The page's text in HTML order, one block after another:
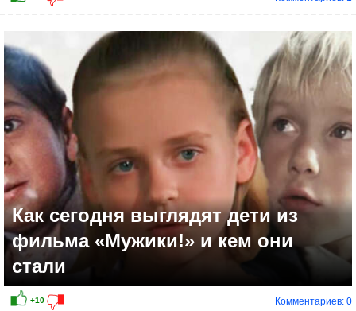
Как сегодня выглядят дети из
фильма «Мужики!» и кем они
стали
Комментариев: 0